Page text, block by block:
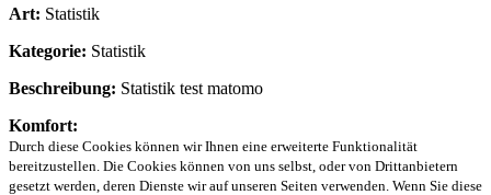
Art: Statistik
Kategorie: Statistik
Beschreibung: Statistik test matomo
Komfort:
Durch diese Cookies können wir Ihnen eine erweiterte Funktionalität
bereitzustellen. Die Cookies können von uns selbst, oder von Drittanbietern
gesetzt werden, deren Dienste wir auf unseren Seiten verwenden. Wenn Sie diese